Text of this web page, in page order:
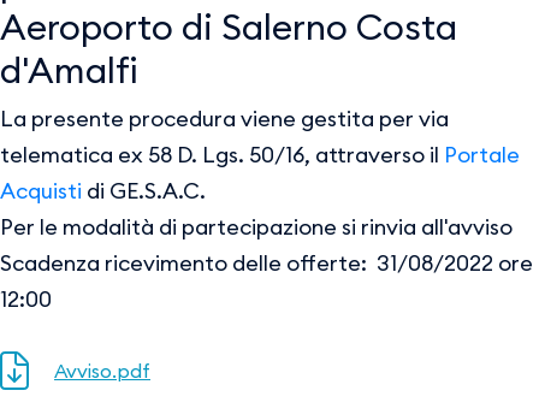
Aeroporto di Salerno Costa
d'Amalfi
La presente procedura viene gestita per via
telematica ex 58 D. Lgs. 50/16, attraverso il Portale
Acquisti di GE.S.A.C.
Per le modalità di partecipazione si rinvia all'avviso
Scadenza ricevimento delle offerte: 31/08/2022 ore
12:00
Avviso.pdf